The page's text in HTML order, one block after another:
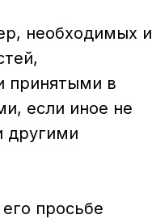
необходимых и
принятыми в
если иное не
другими
просьбе